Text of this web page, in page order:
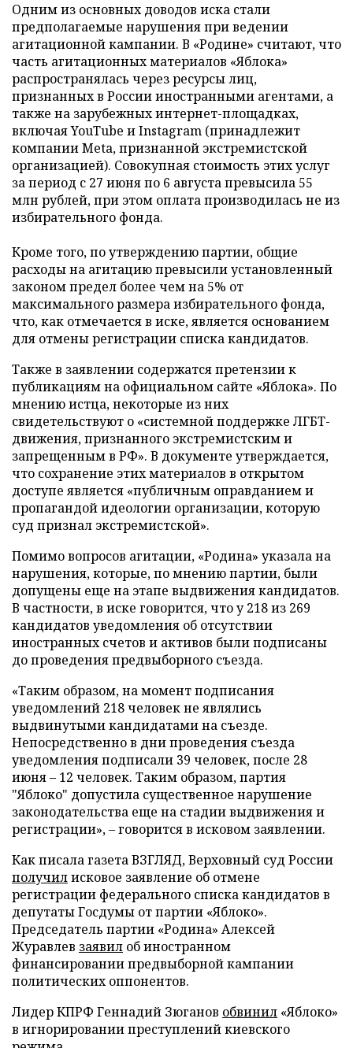
Одним из основных доводов иска стали
предполагаемые нарушения при ведении
агитационной кампании. В «Родине» считают, что
часть агитационных материалов «Яблока»
распространялась через ресурсы лиц,
признанных в России иностранными агентами, а
также на зарубежных интернет-площадках,
включая YouTube и Instagram (принадлежит
компании Meta, признанной экстремистской
организацией). Совокупная стоимость этих услуг
за период с 27 июня по 6 августа превысила 55
млн рублей, при этом оплата производилась не из
избирательного фонда.
Кроме того, по утверждению партии, общие
расходы на агитацию превысили установленный
законом предел более чем на 5% от
максимального размера избирательного фонда,
что, как отмечается в иске, является основанием
для отмены регистрации списка кандидатов.
Также в заявлении содержатся претензии к
публикациям на официальном сайте «Яблока». По
мнению истца, некоторые из них
свидетельствуют о «системной поддержке ЛГБТ-
движения, признанного экстремистским и
запрещенным в РФ». В документе утверждается,
что сохранение этих материалов в открытом
доступе является «публичным оправданием и
пропагандой идеологии организации, которую
суд признал экстремистской».
Помимо вопросов агитации, «Родина» указала на
нарушения, которые, по мнению партии, были
допущены еще на этапе выдвижения кандидатов.
В частности, в иске говорится, что у 218 из 269
кандидатов уведомления об отсутствии
иностранных счетов и активов были подписаны
до проведения предвыборного съезда.
«Таким образом, на момент подписания
уведомлений 218 человек не являлись
выдвинутыми кандидатами на съезде.
Непосредственно в дни проведения съезда
уведомления подписали 39 человек, после 28
июня – 12 человек. Таким образом, партия
"Яблоко" допустила существенное нарушение
законодательства еще на стадии выдвижения и
регистрации», – говорится в исковом заявлении.
Как писала газета ВЗГЛЯД, Верховный суд России
получилисковое заявление об отмене
регистрации федерального списка кандидатов в
депутаты Госдумы от партии «Яблоко».
Председатель партии «Родина» Алексей
Журавлев заявил об иностранном
финансировании предвыборной кампании
политических оппонентов.
Лидер КПРФ Геннадий Зюганов обвинил «Яблоко»
в игнорировании преступлений киевского